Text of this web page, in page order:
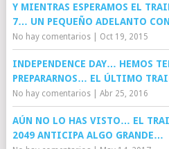
Y MIENTRAS ESPERAMOS EL
7… UN PEQUEÑO ADELANTO
No hay comentarios| Oct 19, 2015
INDEPENDENCE DAY… HEMOS
PREPARARNOS… EL ÚLTIMO
No hay comentarios| Abr 25, 2016
AÚN NO LO HAS VISTO… EL
2049 ANTICIPA ALGO GRANDE…